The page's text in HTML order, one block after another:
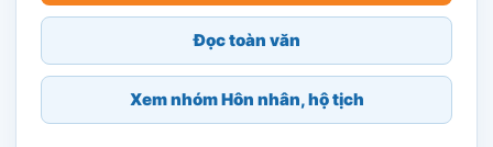
Đọc toàn văn
Xem nhóm Hôn nhân, hộ tịch